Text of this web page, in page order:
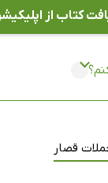
کتاب از
قصار